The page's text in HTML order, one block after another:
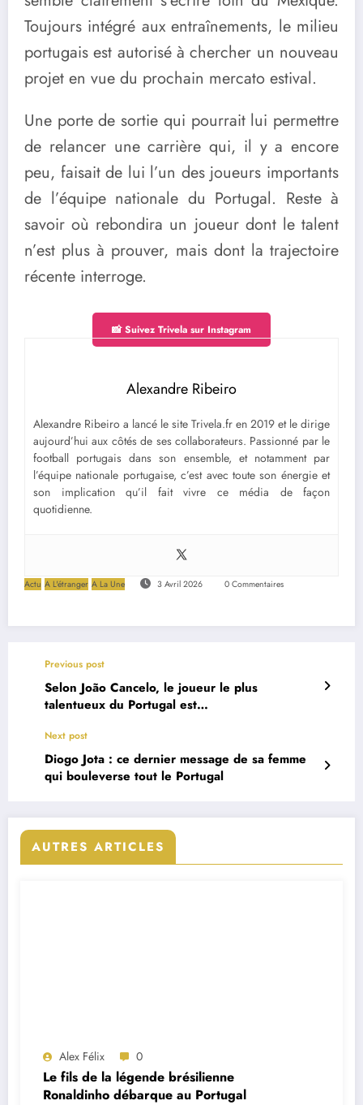
Toujours intégré aux entraînements, le milieu
portugais est autorisé à chercher un nouveau
projet en vue du prochain mercato estival.
Une porte de sortie qui pourrait lui permettre
de relancer une carrière qui, il y a encore
peu, faisait de lui l’un des joueurs importants
de l’équipe nationale du Portugal. Reste à
savoir où rebondira un joueur dont le talent
n’est plus à prouver, mais dont la trajectoire
récente interroge.
📸 Suivez Trivela sur Instagram
Alexandre Ribeiro
Alexandre Ribeiro a lancé le site Trivela.fr en 2019 et le dirige
aujourd’hui aux côtés de ses collaborateurs. Passionné par le
football portugais dans son ensemble, et notamment par
l’équipe nationale portugaise, c’est avec toute son énergie et
son implication qu’il fait vivre ce média de façon
quotidienne.
Actu A L'étranger A La Une 3 Avril 2026 0 Commentaires
Previous post
Selon João Cancelo, le joueur le plus
talentueux du Portugal est…
Next post
Diogo Jota : ce dernier message de sa femme
qui bouleverse tout le Portugal
AUTRES ARTICLES
Alex Félix 0
Le fils de la légende brésilienne
Ronaldinho débarque au Portugal